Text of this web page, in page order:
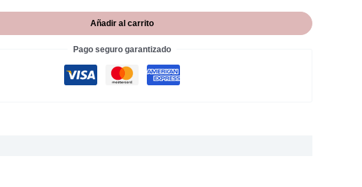
Añadir al carrito
Pago seguro garantizado